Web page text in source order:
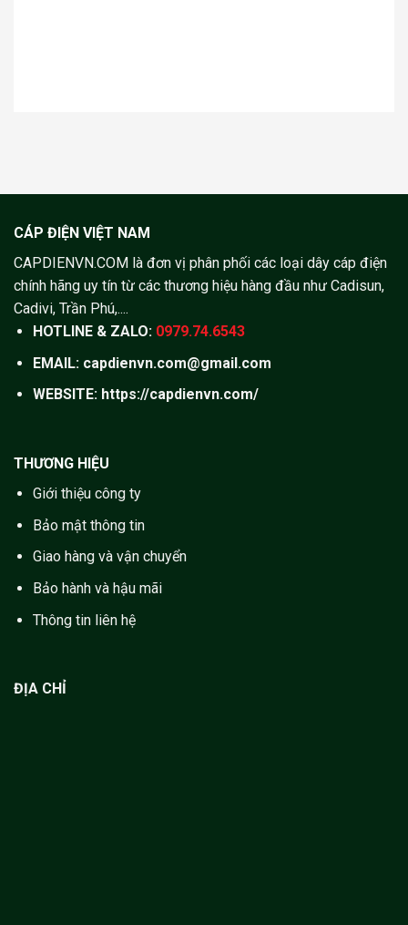
CÁP ĐIỆN VIỆT NAM
CAPDIENVN.COM là đơn vị phân phối các loại dây cáp điện
chính hãng uy tín từ các thương hiệu hàng đầu như Cadisun,
Cadivi, Trần Phú,....
HOTLINE & ZALO: 0979.74.6543
EMAIL: capdienvn.com@gmail.com
WEBSITE: https://capdienvn.com/
THƯƠNG HIỆU
Giới thiệu công ty
Bảo mật thông tin
Giao hàng và vận chuyển
Bảo hành và hậu mãi
Thông tin liên hệ
ĐỊA CHỈ